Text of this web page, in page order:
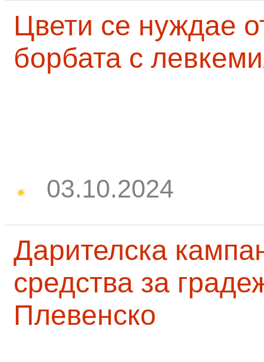
Цвети се нуждае
борбата с
03.10.2024
Дарителска
средства за
Плевенско